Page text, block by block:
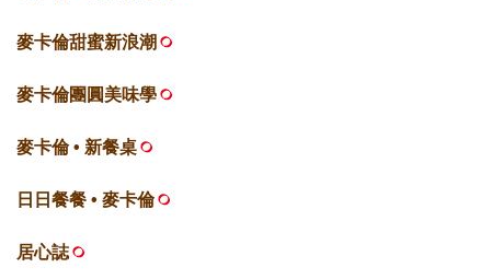
麥卡倫甜蜜新浪潮
麥卡倫團圓美味學
麥卡倫 • 新餐桌
日日餐餐 • 麥卡倫
居心誌